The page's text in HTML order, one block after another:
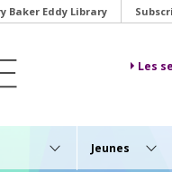
Baker Eddy Library
Les
Jeunes